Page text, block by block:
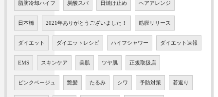
脂肪冷却ハイフ 炭酸スパ 日焼け止め ヘアアレンジ
日本橋 2021年ありがとうございました！ 筋膜リリース
ダイエット ダイエットレシピ ハイフシャワー ダイエット速報
EMS スキンケア 美肌 ツヤ肌 正規取扱店
ピンクベージュ 艶髪 たるみ シワ 予防対策 若返り